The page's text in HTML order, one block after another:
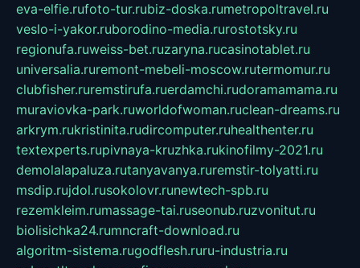
eva-elfie.rufoto-tur.rubiz-doska.rumetropoltravel.ru
veslo-i-yakor.ruborodino-media.rurostotsky.ru
regionufa.ruweiss-bet.ruzaryna.rucasinotablet.ru
universalia.ruremont-mebeli-moscow.rutermomur.ru
clubfisher.ruremstirufa.ruerdamchi.rudoramamama.ru
muraviovka-park.ruworldofwoman.ruclean-dreams.ru
arkrym.rukristinita.rudircomputer.ruhealthenter.ru
textexperts.rupivnaya-kruzhka.rukinofilmy-2021.ru
demolalapaluza.rutanyavanya.ruremstir-tolyatti.ru
msdip.rujdol.rusokolovr.runewtech-spb.ru
rezemkleim.rumassage-tai.ruseonub.ruzvonitut.ru
biolisichka24.rumncraft-download.ru
algoritm-sistema.rugodflesh.ruru-industria.ru